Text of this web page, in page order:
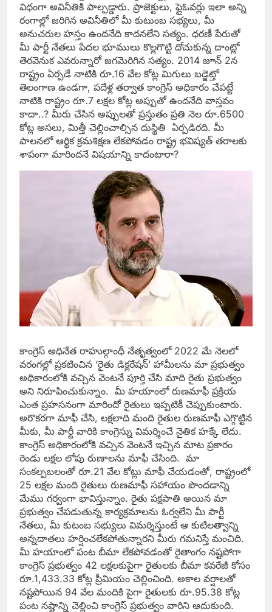
విధంగా అవినీతికి పాల్పడ్డారు. ప్రాజెక్టులు, ఫ్లైఓవర్లు ఇలా అన్ని
రంగాల్లో జరిగిన అవినీతిలో మీ కుటుంబ సభ్యలు, మీ
అనుచరుల హస్తం ఉందనేది కాదనలేని సత్యం. ధరణీ పేరుతో
మీ పార్టీ నేతలు పేదల భూములు కొల్లగొట్టి దోచుకున్న దాంట్లో
తెరవెనుక ఎవరున్నారో జగమెరిగిన సత్యం. 2014 జూన్ 2న
రాష్ట్రం ఏర్పడే నాటికి రూ.16 వేల కోట్ల మిగులు బడ్జెట్తో
తెలంగాణ ఉండగా, పదేళ్ల తర్వాత కాంగ్రెస్ అధికారం చేపట్టే
నాటికి రాష్ట్రం రూ.7 లక్షల కోట్ల అప్పుతో ఉందనేది వాస్తవం
కాదా..? మీరు చేసిన అప్పులతో ప్రస్తుతం ప్రతి నెల రూ.6500
కోట్ల అసలు, మిత్తీ చెల్లించాల్సిన దుస్థితి ఏర్పడిరది. మీ
పాలనలో ఆర్థిక క్రమశిక్షణ లేకపోవడం రాష్ట్ర భవిష్యత్ తరాలకు
శాపంగా మారిందనే విషయాన్ని కాదంటారా?
కాంగ్రెస్ అధినేత రాహుల్గాంధీ నేతృత్వంలో 2022 మే నెలలో
వరంగల్లో ప్రకటించిన ‘రైతు డిక్లరేషన్’ హామీలను మా ప్రభుత్వం
అధికారంలోకి వచ్చిన వెంటనే పూర్తి చేసి మాది రైతు ప్రభుత్వం
అని నిరూపించుకున్నాం. మీ హయాంలో రుణమాఫీ ప్రక్రియ
ఎంత ప్రహసనంగా మారిందో రైతులు ఇప్పటికీ చెప్పుకుంటారు.
అరొకరగా మాఫీ చేసి, లక్షలాది మంది రైతుల రుణమాఫీ ఎగ్గొట్టిన
మీకు, మీ పార్టీ వారికి కాంగ్రెస్ను విమర్శించే నైతిక హక్కే లేదు.
కాంగ్రెస్ అధికారంలోకి వచ్చిన వెంటనే ఇచ్చిన మాట ప్రకారం
రెండు లక్షల లోపు రుణాలను మాఫీ చేసింది. మా
సంకల్పబలంతో రూ.21 వేల కోట్లు మాఫీ చేయడంతో, రాష్ట్రంలో
25 లక్షల మంది రైతులు రుణమాఫీ సహాయం పొందడాన్ని
మేము గర్వంగా భావిస్తున్నాం. రైతు పక్షపాతి అయిన మా
ప్రభుత్వం చేపడుతున్న కార్యక్రమాలను ఓర్వలేని మీ పార్టీ
నేతలు, మీ కుటంబ సభ్యులు విమర్శిస్తుంటే ఆ కుటిలత్వాన్ని
అన్నదాతలు హర్షించలేకపోతున్నారని మీరు గమనిస్తే మంచిది.
మీ హయాంలో పంట బీమా లేకపోవడంతో రైతాంగం నష్టపోగా
కాంగ్రెస్ ప్రభుత్వం 42 లక్షలకుపైగా రైతులకు బీమా కవరేజీ కోసం
రూ.1,433.33 కోట్ల ప్రీమియం చెల్లించింది. అకాల వర్షాలతో
నష్టపోయిన 94 వేల మందికి పైగా రైతులకు రూ.95.38 కోట్ల
పంట నష్టాన్ని చెల్లించి కాంగ్రెస్ ప్రభుత్వం వారిని ఆదుకుంది.